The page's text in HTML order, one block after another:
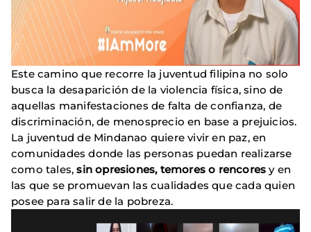
Este camino que recorre la juventud filipina no solo
busca la desaparición de la violencia física, sino de
aquellas manifestaciones de falta de confianza, de
discriminación, de menosprecio en base a prejuicios.
La juventud de Mindanao quiere vivir en paz, en
comunidades donde las personas puedan realizarse
como tales,sin opresiones, temores o rencores y en
las que se promuevan las cualidades que cada quien
posee para salir de la pobreza.